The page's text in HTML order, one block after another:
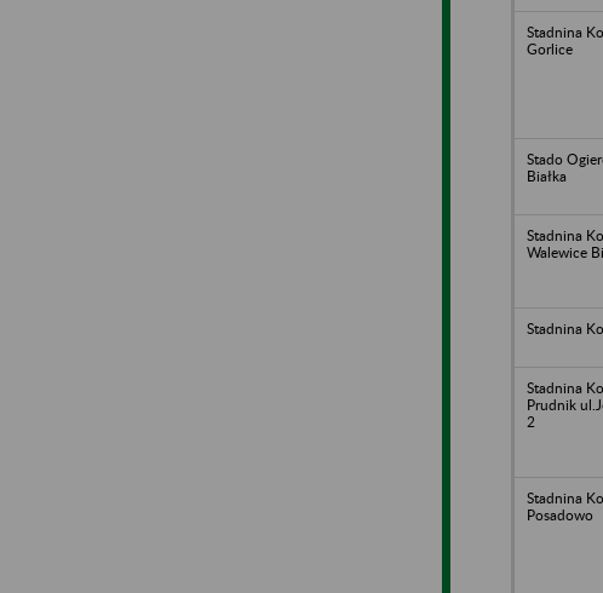
Stadnina
Gorlice
Stado
Białka
Stadnina
Walewice
Stadnina
Stadnina
Prudnik
2
Stadnina
Posadowo